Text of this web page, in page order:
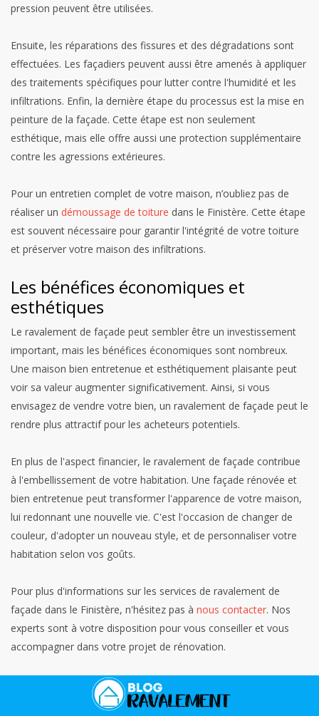
pression peuvent être utilisées.
Ensuite, les réparations des fissures et des dégradations sont
effectuées. Les façadiers peuvent aussi être amenés à appliquer
des traitements spécifiques pour lutter contre l'humidité et les
infiltrations. Enfin, la dernière étape du processus est la mise en
peinture de la façade. Cette étape est non seulement
esthétique, mais elle offre aussi une protection supplémentaire
contre les agressions extérieures.
Pour un entretien complet de votre maison, n’oubliez pas de
réaliser un démoussage de toiture dans le Finistère. Cette étape
est souvent nécessaire pour garantir l'intégrité de votre toiture
et préserver votre maison des infiltrations.
Les bénéfices économiques et
esthétiques
Le ravalement de façade peut sembler être un investissement
important, mais les bénéfices économiques sont nombreux.
Une maison bien entretenue et esthétiquement plaisante peut
voir sa valeur augmenter significativement. Ainsi, si vous
envisagez de vendre votre bien, un ravalement de façade peut le
rendre plus attractif pour les acheteurs potentiels.
En plus de l'aspect financier, le ravalement de façade contribue
à l'embellissement de votre habitation. Une façade rénovée et
bien entretenue peut transformer l'apparence de votre maison,
lui redonnant une nouvelle vie. C'est l'occasion de changer de
couleur, d'adopter un nouveau style, et de personnaliser votre
habitation selon vos goûts.
Pour plus d'informations sur les services de ravalement de
façade dans le Finistère, n'hésitez pas à nous contacter. Nos
experts sont à votre disposition pour vous conseiller et vous
accompagner dans votre projet de rénovation.